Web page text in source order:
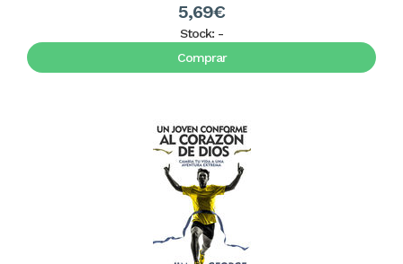
5,69€
Stock: -
Comprar